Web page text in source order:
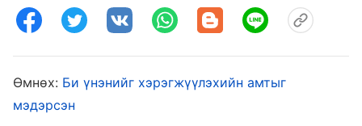
Асуудлыг ингэж зохицуулсан нь зарчимд
бичжээ. Гэтэл чуулганы удирдагч нь Жан
Пиний гэрийнхийг бүгдийг нь антихрист
Өмнөх: Би үнэнийг хэрэгжүүлэхийн амтыг
мэдэрсэн